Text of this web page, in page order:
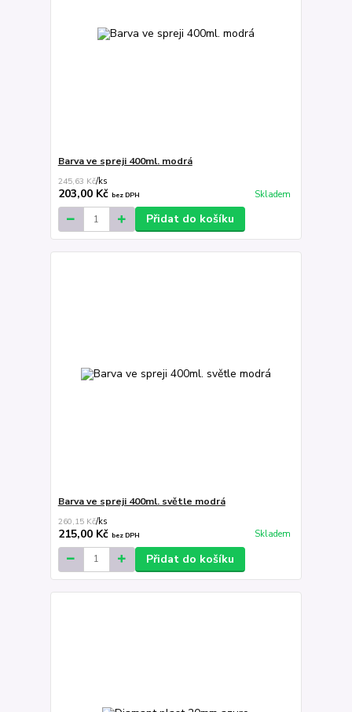
Barva ve spreji 400ml. modrá
245,63 Kč/ks
203,00 Kč bez DPH Skladem
Přidat do košíku
Barva ve spreji 400ml. světle modrá
260,15 Kč/ks
215,00 Kč bez DPH Skladem
Přidat do košíku